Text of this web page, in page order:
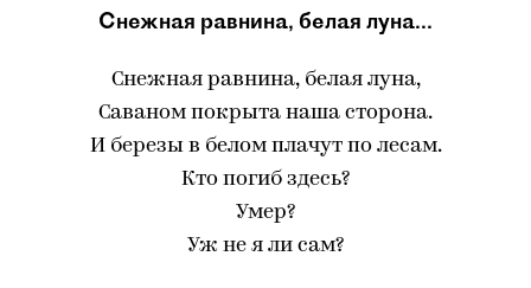
Снежная равнина, белая луна...
Снежная равнина, белая луна,
Саваном покрыта наша сторона.
И березы в белом плачут по лесам.
Кто погиб здесь?
Умер?
Уж не я ли сам?